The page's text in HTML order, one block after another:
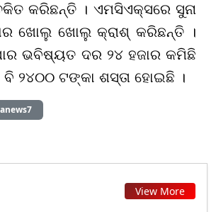
କରିଛନ୍ତି । ଏମସିଏକ୍ସରେ ସୁନା
ଖୋଲୁ ଖୋଲୁ କ୍ରାଶ୍ କରିଛନ୍ତି ।
ଭବିଷ୍ୟତ ଦର ୨୪ ହଜାର କମିଛି
ବି ୨୪୦୦ ଟଙ୍କା ଶସ୍ତା ହୋଇଛି ।
View More